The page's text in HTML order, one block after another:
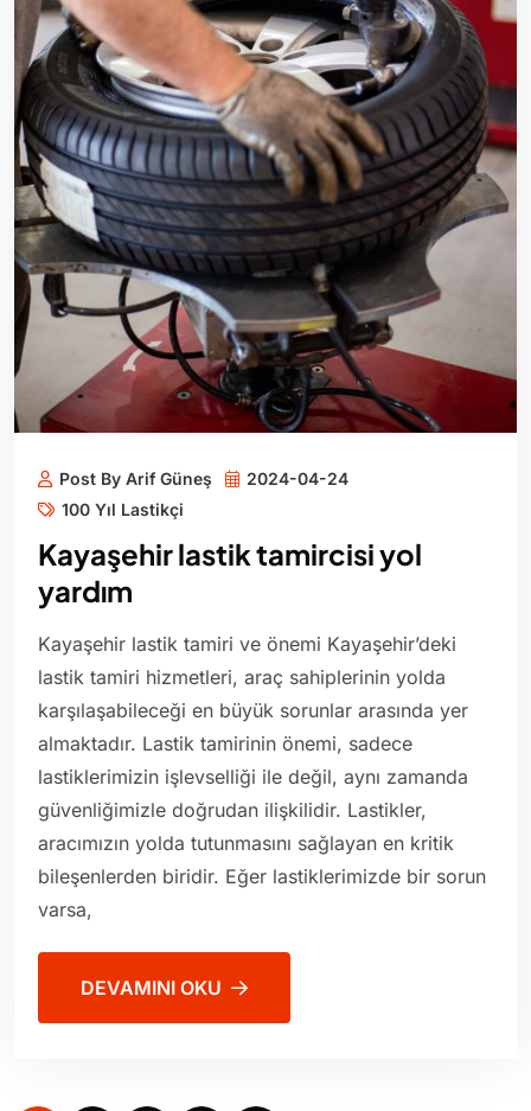
Post By Arif Güneş
2024-04-24
100 Yıl Lastikçi
Kayaşehir lastik tamircisi yol
yardım
Kayaşehir lastik tamiri ve önemi Kayaşehir’deki
lastik tamiri hizmetleri, araç sahiplerinin yolda
karşılaşabileceği en büyük sorunlar arasında yer
almaktadır. Lastik tamirinin önemi, sadece
lastiklerimizin işlevselliği ile değil, aynı zamanda
güvenliğimizle doğrudan ilişkilidir. Lastikler,
aracımızın yolda tutunmasını sağlayan en kritik
bileşenlerden biridir. Eğer lastiklerimizde bir sorun
varsa,
DEVAMINI OKU